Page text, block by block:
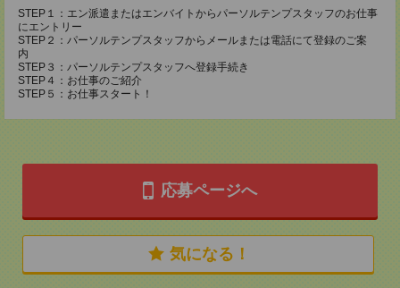
STEP１：エン派遣またはエンバイトからパーソルテンプスタッフのお仕事
にエントリー
STEP２：パーソルテンプスタッフからメールまたは電話にて登録のご案
内
STEP３：パーソルテンプスタッフへ登録手続き
STEP４：お仕事のご紹介
STEP５：お仕事スタート！
応募ページへ
気になる！